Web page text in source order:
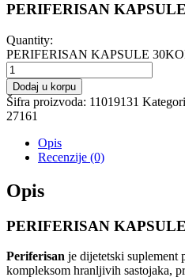
PERIFERISAN KAPSULE
Quantity:
PERIFERISAN KAPSULE
Dodaj u korpu
Šifra proizvoda: 11019131
27161
Opis
Recenzije (0)
Opis
PERIFERISAN KAPSULE
Periferisan je dijetetski suplement
kompleksom hranljivih sastojaka,